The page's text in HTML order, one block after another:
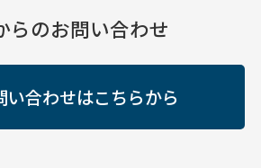
らのお問い合わせ
い合わせはこちらから